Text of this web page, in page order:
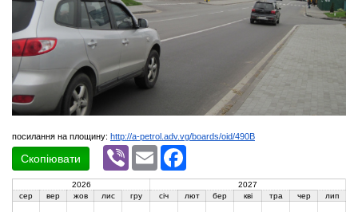
посилання на площину: http://a-petrol.adv.vg/boards/oid/490B
Скопіювати
Viber Email
2026
2027
сер
вер жов лис гру січ лют бер кві тра чер лип